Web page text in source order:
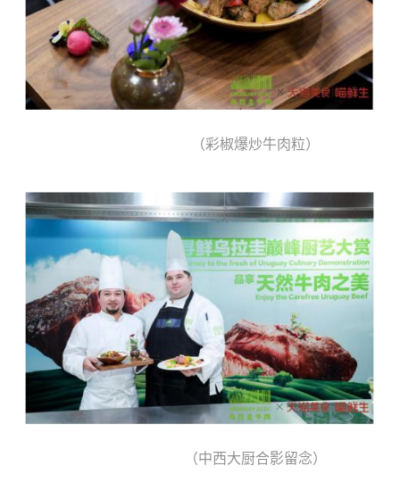
（彩椒爆炒牛肉粒）
（中西大厨合影留念）